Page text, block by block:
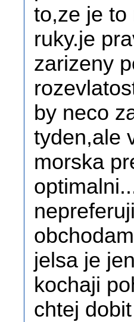
to,ze je to
ruky.je
zarizeny
by neco
tyden,ale
morska
jelsa je
kochaji
chtej